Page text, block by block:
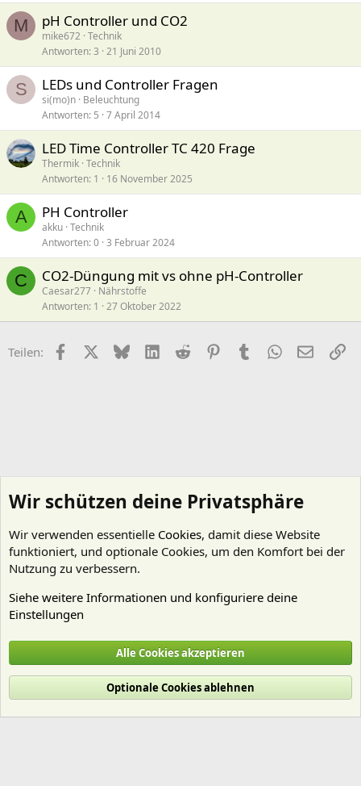
M pH Controller und CO2
mike672 Technik
Antworten 3 21 Juni 2010
S LEDs und Controller Fragen
si(mo)n Beleuchtung
Antworten 5 7 April 2014
LED Time Controller TC 420 Frage
Thermik Technik
Antworten 1 16 November 2025
A PH Controller
akku Technik
Antworten 0 3 Februar 2024
C CO2-Düngung mit vs ohne pH-Controller
Caesar277 Nährstoffe
Antworten 1 27 Oktober 2022
Teilen: FacebookX (Twitter)
BlueskyLinkedIn
Reddit PinterestTumblr WhatsApp
E-Mail
Cookies
Deutsch (Du)
Nutzungsbedingungen
Datenschutz Hilfe und Impressum
R
Wir schützen deine Privatsphäre
Wir verwenden essentielle Cookies, damit diese Website
funktioniert, und optionale Cookies, um den Komfort bei der
Nutzung zu verbessern.
Siehe weitere Informationen und konfiguriere deine
Einstellungen
Alle Cookies akzeptieren
Optionale Cookies ablehnen